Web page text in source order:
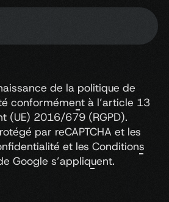
de la politique de
conformément à l’article 13
(UE) 2016/679 (RGPD).
par reCAPTCHA et les
et les Conditions
Google s’appliquent.